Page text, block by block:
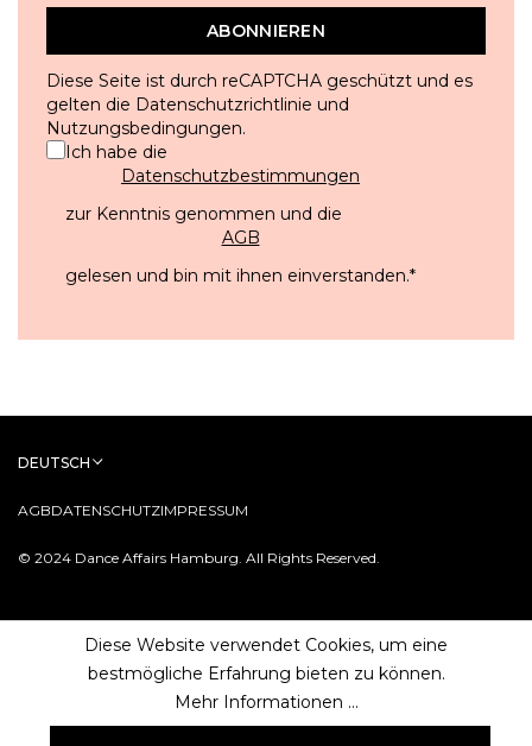
ABONNIEREN
Diese Seite ist durch reCAPTCHA geschützt und es
gelten die Datenschutzrichtlinie und
Nutzungsbedingungen.
Ich habe die
Datenschutzbestimmungen
zur Kenntnis genommen und die
AGB
gelesen und bin mit ihnen einverstanden.*
© 2024 Dance Affairs Hamburg. All Rights Reserved.
AGBDATENSCHUTZIMPRESSUM
DEUTSCH
Diese Website verwendet Cookies, um eine
bestmögliche Erfahrung bieten zu können.
Mehr Informationen ...